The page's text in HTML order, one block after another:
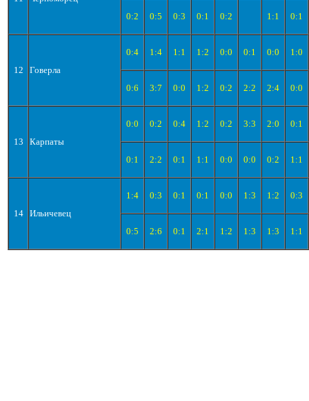
0:2 0:5 0:3 0:1 0:2 1:1 0:1
12 Говерла
0:4 1:4 1:1 1:2 0:0 0:1 0:0 1:0
0:6 3:7 0:0 1:2 0:2 2:2 2:4 0:0
13 Карпаты
0:0 0:2 0:4 1:2 0:2 3:3 2:0 0:1
0:1 2:2 0:1 1:1 0:0 0:0 0:2 1:1
14 Ильичевец
1:4 0:3 0:1 0:1 0:0 1:3 1:2 0:3
0:5 2:6 0:1 2:1 1:2 1:3 1:3 1:1